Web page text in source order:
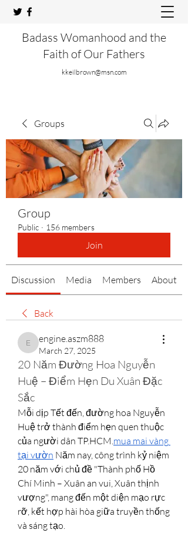
Badass Womanhood and the
Faith of Our Fathers
kkeilbrown@msn.com
Groups
Group
Public · 156 members
Join
Discussion Media Members About
Back
engine.aszm888
engine.aszm888
March 27, 2025
20 Năm Đường Hoa Nguyễn
Huệ – Điểm Hẹn Du Xuân Đặc
Sắc
Mỗi dịp Tết đến, đường hoa Nguyễn
Huệ trở thành điểm hẹn quen thuộc
của người dân TP.HCM.mua mai vàng
tại vườn Năm nay, công trình kỷ niệm
20 năm với chủ đề "Thành phố Hồ
Chí Minh – Xuân an vui, Xuân thịnh
vượng", mang đến một diện mạo rực
rỡ, kết hợp hài hòa giữa truyền thống
và sáng tạo.